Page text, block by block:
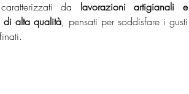
da lavorazioni artigianali e
di alta qualità, pensati per soddisfare i gusti